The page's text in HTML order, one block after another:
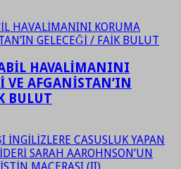
HAVALİMANINI
VE AFGANİSTAN’IN
BULUT